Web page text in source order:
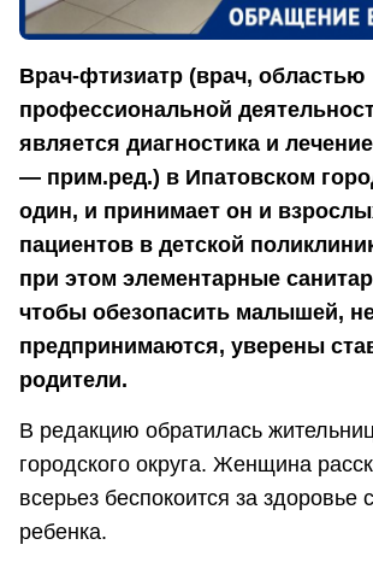
Врач-фтизиатр (врач, областью
профессиональной
является диагностика и
— прим.ред.) в Ипатовском
один, и принимает он и
пациентов в детской
при этом элементарные
чтобы обезопасить малышей,
предпринимаются, уверены
родители.
В редакцию обратилась
городского округа. Женщина
всерьез беспокоится за здоровье
ребенка.